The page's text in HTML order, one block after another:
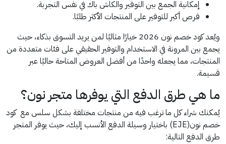
إمكانية الجمع بين التوفير والكاش باك في نفس التجربة.
فرص أكبر للتوفير على المنتجات الأكثر طلبًا.
ويُعد كود خصم نون 2026 خيارًا مثاليًا لمن يريد التسوق بذكاء، حيث
يجمع بين المرونة في الاستخدام والتوفير الحقيقي على فئات متعددة من
المنتجات، مما يجعله واحدًا من أفضل العروض المتاحة حاليًا عبر
قسيمة.
ما هي طرق الدفع التي يوفرها متجر نون؟
يُمكنك شراء كل ما ترغب فيه من منتجات مختلفة بشكل سلس مع كود
خصم نون(EJE) باختيار وسيلة الدفع الأنسب إليك، حيث يوفر المتجر
طرق الدفع التالية: